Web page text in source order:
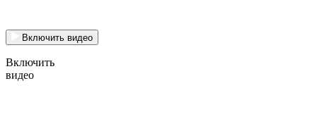
Включить видео
Включить
видео